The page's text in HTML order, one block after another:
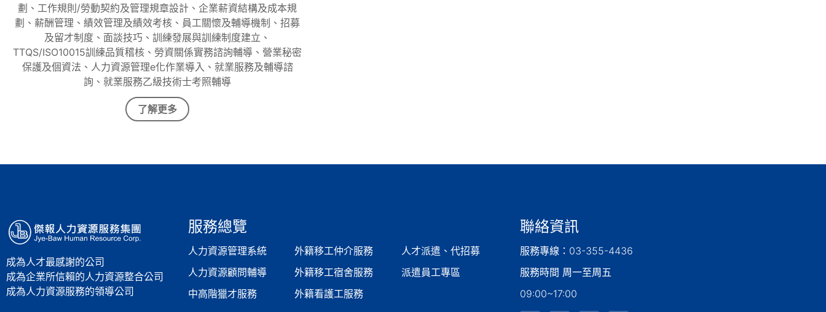
劃、工作規則/勞動契約及管理規章設計、企業薪資結構及成本規
劃、薪酬管理、績效管理及績效考核、員工關懷及輔導機制、招募
及留才制度、面談技巧、訓練發展與訓練制度建立、
TTQS/ISO10015訓練品質稽核、勞資關係實務諮詢輔導、營業秘密
保護及個資法、人力資源管理e化作業導入、就業服務及輔導諮
詢、就業服務乙級技術士考照輔導
了解更多
成為人才最感謝的公司
成為企業所信賴的人力資源整合公司
成為人力資源服務的領導公司
服務總覽
人力資源管理系統
人力資源顧問輔導
中高階獵才服務
外籍移工仲介服務
外籍移工宿舍服務
外籍看護工服務
人才派遣、代招募
派遣員工專區
聯絡資訊
服務專線：03-355-4436
服務時間 周一至周五
09:00~17:00 ​